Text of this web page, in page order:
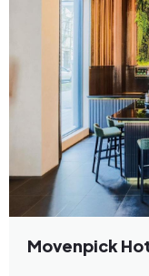
Movenpick